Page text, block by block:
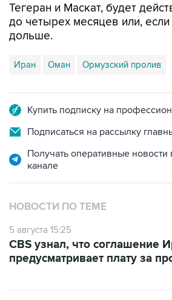
Тегеран и Маскат, будет
до четырех месяцев или, если
дольше.
Иран Оман Ормузский пролив
Купить подписку на
Подписаться на рассылку
Получать оперативные
канале
НОВОСТИ ПО ТЕМЕ
5 августа 15:25
CBS узнал, что соглашение
предусматривает плату за